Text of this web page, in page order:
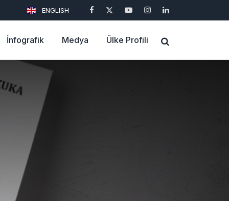
ENGLISH
İnfografik Medya Ülke Profili